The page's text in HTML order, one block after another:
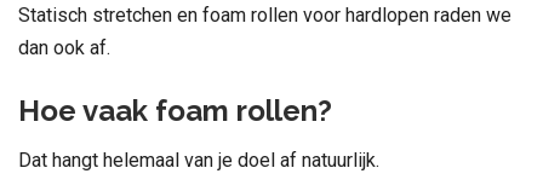
Statisch stretchen en foam rollen voor hardlopen raden we
dan ook af.
Hoe vaak foam rollen?
Dat hangt helemaal van je doel af natuurlijk.